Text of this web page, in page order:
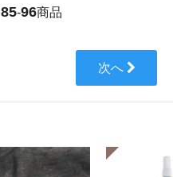
85-96商品
次へ